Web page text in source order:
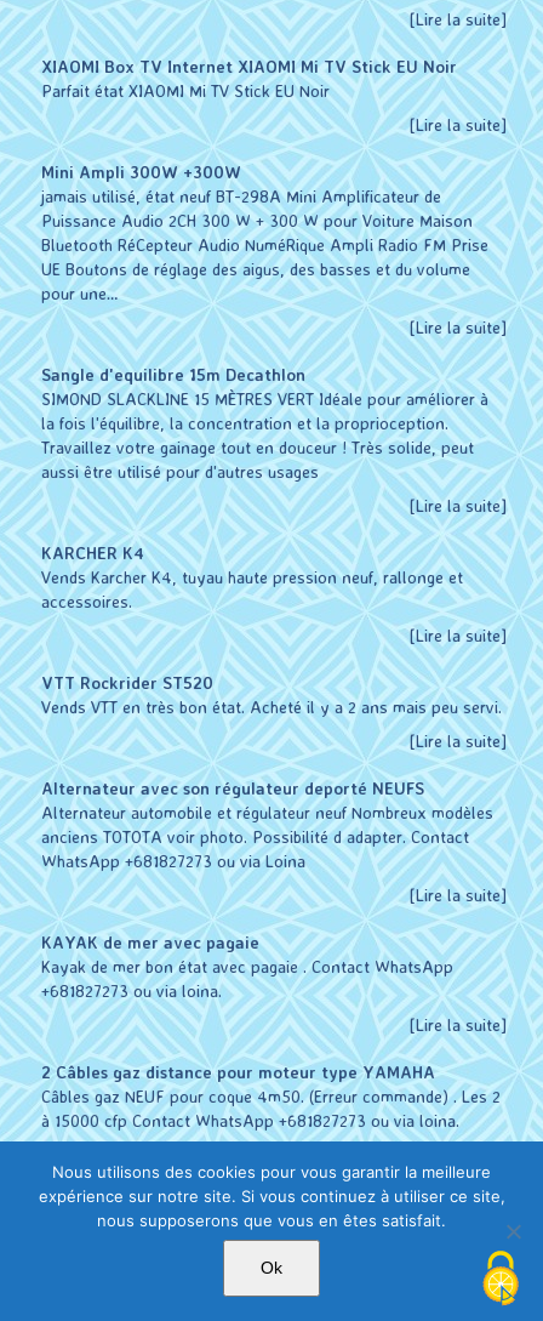
[Lire la suite]
XIAOMI Box TV Internet XIAOMI Mi TV Stick EU Noir
Parfait état XIAOMI Mi TV Stick EU Noir
[Lire la suite]
Mini Ampli 300W +300W
jamais utilisé, état neuf BT-298A Mini Amplificateur de
Puissance Audio 2CH 300 W + 300 W pour Voiture Maison
Bluetooth RéCepteur Audio NuméRique Ampli Radio FM Prise
UE Boutons de réglage des aigus, des basses et du volume
pour une…
[Lire la suite]
Sangle d'equilibre 15m Decathlon
SIMOND SLACKLINE 15 MÈTRES VERT Idéale pour améliorer à
la fois l'équilibre, la concentration et la proprioception.
Travaillez votre gainage tout en douceur ! Très solide, peut
aussi être utilisé pour d'autres usages
[Lire la suite]
KARCHER K4
Vends Karcher K4, tuyau haute pression neuf, rallonge et
accessoires.
[Lire la suite]
VTT Rockrider ST520
Vends VTT en très bon état. Acheté il y a 2 ans mais peu servi.
[Lire la suite]
Alternateur avec son régulateur deporté NEUFS
Alternateur automobile et régulateur neuf Nombreux modèles
anciens TOTOTA voir photo. Possibilité d adapter. Contact
WhatsApp +681827273 ou via Loina
[Lire la suite]
KAYAK de mer avec pagaie
Kayak de mer bon état avec pagaie . Contact WhatsApp
+681827273 ou via loina.
[Lire la suite]
2 Câbles gaz distance pour moteur type YAMAHA
Câbles gaz NEUF pour coque 4m50. (Erreur commande) . Les 2
à 15000 cfp Contact WhatsApp +681827273 ou via loina.
Copyright 2026 Orange W&F | Tous droits réservés.
Contactez le webmaster pour conseils & services
Nous utilisons des cookies pour vous garantir la meilleure
expérience sur notre site. Si vous continuez à utiliser ce site,
nous supposerons que vous en êtes satisfait.
Ok